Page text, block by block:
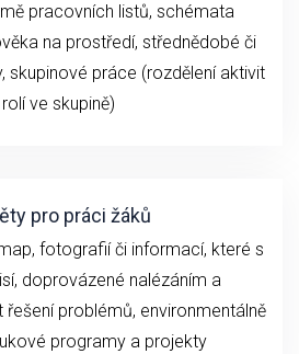
pracovních listů, schémata
na prostředí, střednědobé či
skupinové práce (rozdělení aktivit
ve skupině)
pro práci žáků
fotografií či informací, které s
doprovázené nalézáním a
problémů, environmentálně
programy a projekty